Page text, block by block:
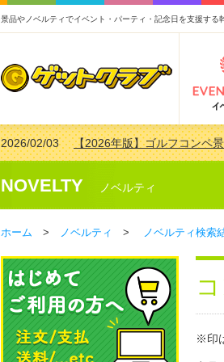
景品やノベルティでイベント・パーティ・記念日を支援する
2026/02/03【2026年版】ゴルフコンペ
2026/07/15【2026年版】ビンゴゲーム
2026/04/03【2026年版】ゴルフコンペ
2026/02/16 【2026年版】結婚式の二次
NOVELTY ノベルティ
ホーム > ノベルティ > ノベルティ検索
※印